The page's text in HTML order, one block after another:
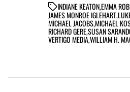
INDIANE KEATON,EMMA
JAMES MONROE IGLEHART,
MICHAEL JACOBS,MICHAEL
RICHARD GERE,SUSAN
VERTIGO MEDIA,WILLIAM H.